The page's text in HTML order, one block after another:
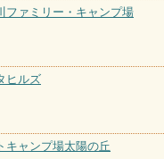
ファミリー・キャンプ場
ヒルズ
キャンプ場太陽の丘